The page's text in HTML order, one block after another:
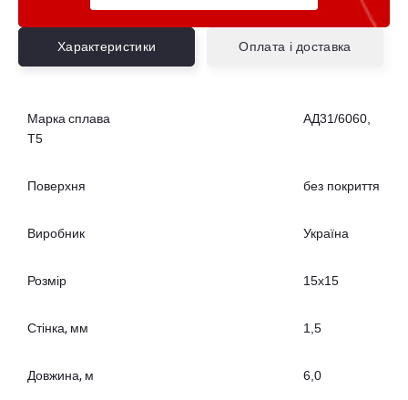
Характеристики Оплата і доставка
Марка сплава
АД31/6060,
Т5
Поверхня без покриття
Виробник Україна
Розмір 15х15
Стінка, мм 1,5
Довжина, м 6,0